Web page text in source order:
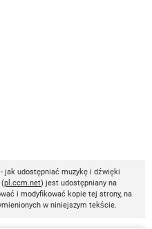
jak udostępniać muzykę i dźwięki
(pl.ccm.net) jest udostępniany na
i modyfikować kopie tej strony, na
w niniejszym tekście.